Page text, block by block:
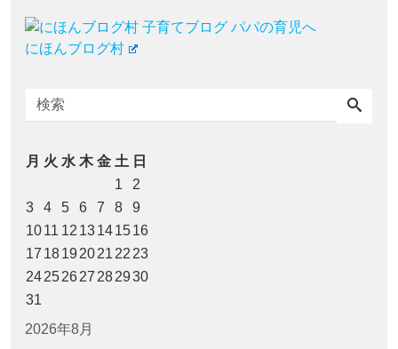
にほんブログ村
2026年8月
月 火 水 木 金 土 日
1
2
3
4 5 6 7 8
9
1011 12 13141516
17 18192021 22 23
24252627 282930
31